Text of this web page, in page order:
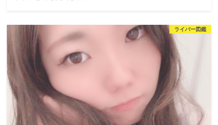
ライバー図鑑